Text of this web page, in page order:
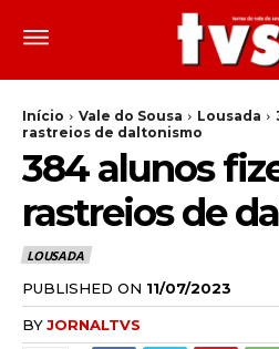
Início Vale do Sousa Lousada
rastreios de daltonismo
384 alunos
rastreios de
LOUSADA
PUBLISHED ON 11/07/2023
BYJORNALTVS